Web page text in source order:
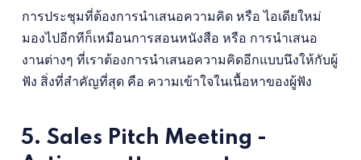
การประชุมที่ต้องการนำเสนอความคิด หรือ ไอเดียใหม่
มองไปอีกทีก็เหมือนการสอนหนังสือ หรือ การนำเสนอ
งานต่างๆ ที่เราต้องการนำเสนอความคิดอีกแบบนึงให้กับผู้
ฟัง สิ่งที่สำคัญที่สุด คือ ความเข้าใจในเนื้อหาของผู้ฟัง
5. Sales Pitch Meeting -